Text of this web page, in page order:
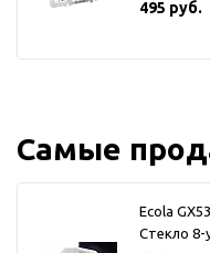
495 руб.
Самые
Ecola
Стекло 8-